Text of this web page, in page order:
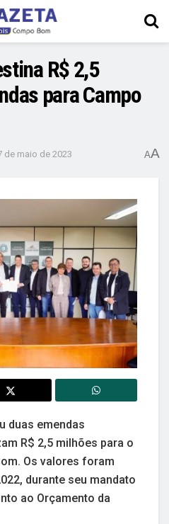
R$ 2,5
para Campo
de maio de 2023 AA
duas emendas
R$ 2,5 milhões para o
Os valores foram
durante seu mandato
ao Orçamento da